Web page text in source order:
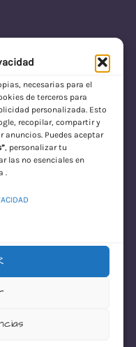
necesarias para el
de terceros para
personalizada. Esto
recopilar, compartir y
anuncios. Puedes aceptar
, personalizar tu
las no esenciales en
con Envío
este